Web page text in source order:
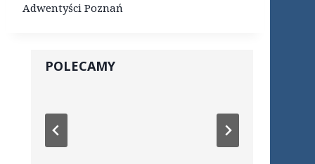
Adwentyści Poznań
POLECAMY